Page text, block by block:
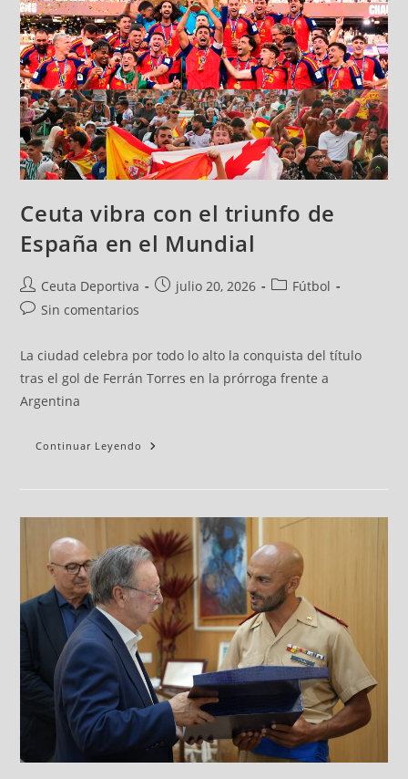
Ceuta vibra con el triunfo de
España en el Mundial
Ceuta Deportiva julio 20, 2026
Fútbol
Sin comentarios
La ciudad celebra por todo lo alto la conquista del título
tras el gol de Ferrán Torres en la prórroga frente a
Argentina
Continuar Leyendo